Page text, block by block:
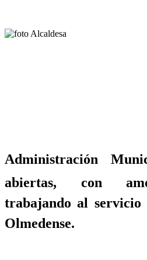
Administración
abiertas, con
trabajando al servicio
Olmedense.